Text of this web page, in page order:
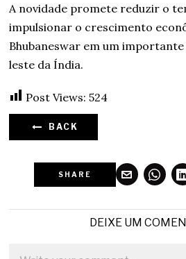
A novidade promete reduzir o
impulsionar o crescimento
Bhubaneswar em um
leste da Índia.
Post Views: 524
BACK
SHARE
DEIXE UM